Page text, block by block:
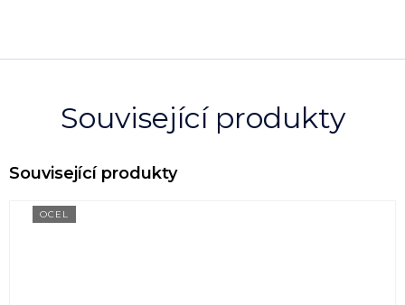
Související produkty
OCEL